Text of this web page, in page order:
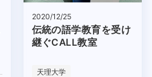
2020/12/25
伝統の語学教育を受け
継ぐCALL教室
天理大学